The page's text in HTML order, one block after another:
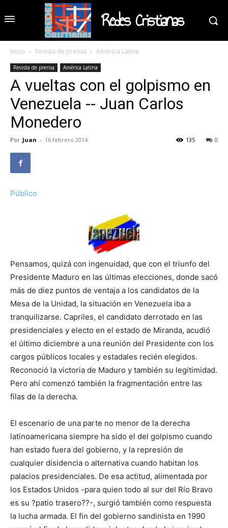
Redes Cristianas
Inicio Revista de prensa América Latina
Revista de prensa América Latina
A vueltas con el golpismo en
Venezuela -- Juan Carlos
Monedero
Por Juan - 16 febrero 2014 0
135
Público
Pensamos, quizá con ingenuidad, que con el triunfo del
Presidente Maduro en las últimas elecciones, donde sacó
más de diez puntos de ventaja a los candidatos de la
Mesa de la Unidad, la situación en Venezuela iba a
tranquilizarse. Capriles, el candidato derrotado en las
presidenciales y electo en el estado de Miranda, acudió
el último diciembre a una reunión del Presidente con los
cargos públicos locales y estadales recién elegidos.
Reconoció la victoria de Maduro y también su legitimidad.
Pero ahí comenzó también la fragmentación entre las
filas de la derecha.
El escenario de una parte no menor de la derecha
latinoamericana siempre ha sido el del golpismo cuando
han estado fuera del gobierno, y la represión de
cualquier disidencia o alternativa cuando habitan los
palacios presidenciales. De esa actitud, alimentada por
los Estados Unidos -para quien todo al sur del Río Bravo
es su ?patio trasero??-, surgió también como respuesta
la lucha armada. El fin del gobierno sandinista en 1990